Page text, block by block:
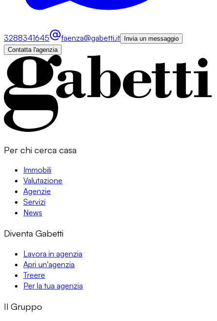
3288341645 faenza@gabetti.it
Invia un messaggio
Contatta l'agenzia
Per chi cerca casa
Immobili
Valutazione
Agenzie
Servizi
News
Diventa Gabetti
Lavora in agenzia
Apri un'agenzia
Treere
Per la tua agenzia
Il Gruppo